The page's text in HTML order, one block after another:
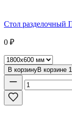
Стол
0 ₽
В корзинуВ корзине 1